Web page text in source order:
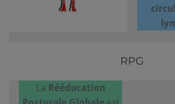
RPG
La Rééducation